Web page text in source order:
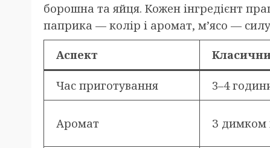
борошна та яйця. Кожен інгредієнт
паприка — колір і аромат, м’ясо —
Аспект
Час приготування 3–4
Аромат З димком